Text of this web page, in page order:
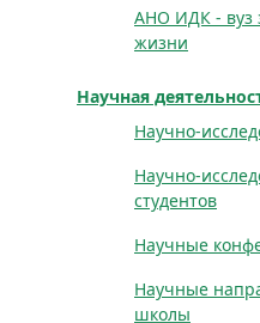
АНО ИДК - вуз
жизни
Научная
Научно-
Научно-
студентов
Научные
Научные
школы